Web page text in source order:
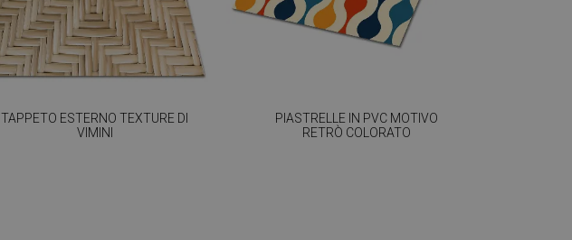
TAPPETO ESTERNO TEXTURE DI
VIMINI
PIASTRELLE IN PVC MOTIVO
RETRÒ COLORATO